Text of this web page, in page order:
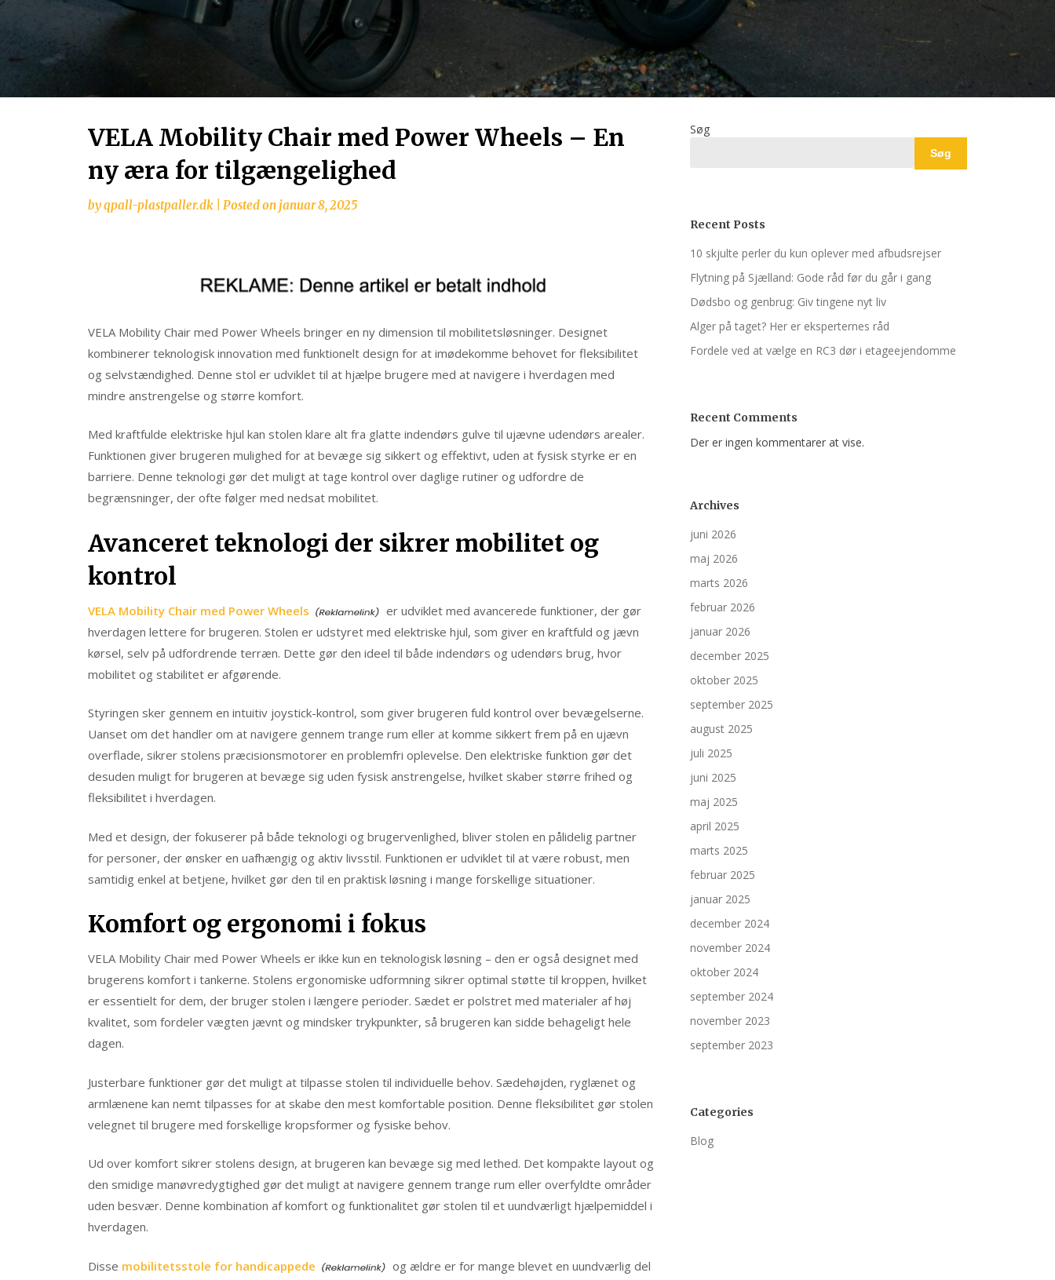
VELA Mobility Chair med Power Wheels – En
ny æra for tilgængelighed
byqpall-plastpaller.dk Posted on januar 8, 2025
VELA Mobility Chair med Power Wheels bringer en ny dimension til mobilitetsløsninger. Designet
kombinerer teknologisk innovation med funktionelt design for at imødekomme behovet for fleksibilitet
og selvstændighed. Denne stol er udviklet til at hjælpe brugere med at navigere i hverdagen med
mindre anstrengelse og større komfort.
Med kraftfulde elektriske hjul kan stolen klare alt fra glatte indendørs gulve til ujævne udendørs arealer.
Funktionen giver brugeren mulighed for at bevæge sig sikkert og effektivt, uden at fysisk styrke er en
barriere. Denne teknologi gør det muligt at tage kontrol over daglige rutiner og udfordre de
begrænsninger, der ofte følger med nedsat mobilitet.
Avanceret teknologi der sikrer mobilitet og
kontrol
VELA Mobility Chair med Power Wheels
er udviklet med avancerede funktioner, der gør
hverdagen lettere for brugeren. Stolen er udstyret med elektriske hjul, som giver en kraftfuld og jævn
kørsel, selv på udfordrende terræn. Dette gør den ideel til både indendørs og udendørs brug, hvor
mobilitet og stabilitet er afgørende.
Styringen sker gennem en intuitiv joystick-kontrol, som giver brugeren fuld kontrol over bevægelserne.
Uanset om det handler om at navigere gennem trange rum eller at komme sikkert frem på en ujævn
overflade, sikrer stolens præcisionsmotorer en problemfri oplevelse. Den elektriske funktion gør det
desuden muligt for brugeren at bevæge sig uden fysisk anstrengelse, hvilket skaber større frihed og
fleksibilitet i hverdagen.
Med et design, der fokuserer på både teknologi og brugervenlighed, bliver stolen en pålidelig partner
for personer, der ønsker en uafhængig og aktiv livsstil. Funktionen er udviklet til at være robust, men
samtidig enkel at betjene, hvilket gør den til en praktisk løsning i mange forskellige situationer.
Komfort og ergonomi i fokus
VELA Mobility Chair med Power Wheels er ikke kun en teknologisk løsning – den er også designet med
brugerens komfort i tankerne. Stolens ergonomiske udformning sikrer optimal støtte til kroppen, hvilket
er essentielt for dem, der bruger stolen i længere perioder. Sædet er polstret med materialer af høj
kvalitet, som fordeler vægten jævnt og mindsker trykpunkter, så brugeren kan sidde behageligt hele
dagen.
Justerbare funktioner gør det muligt at tilpasse stolen til individuelle behov. Sædehøjden, ryglænet og
armlænene kan nemt tilpasses for at skabe den mest komfortable position. Denne fleksibilitet gør stolen
velegnet til brugere med forskellige kropsformer og fysiske behov.
Ud over komfort sikrer stolens design, at brugeren kan bevæge sig med lethed. Det kompakte layout og
den smidige manøvredygtighed gør det muligt at navigere gennem trange rum eller overfyldte områder
uden besvær. Denne kombination af komfort og funktionalitet gør stolen til et uundværligt hjælpemiddel i
hverdagen.
Disse mobilitetsstole for handicappede
og ældre er for mange blevet en uundværlig del
Søg
Søg
Recent Posts
10 skjulte perler du kun oplever med afbudsrejser
Flytning på Sjælland: Gode råd før du går i gang
Dødsbo og genbrug: Giv tingene nyt liv
Alger på taget? Her er eksperternes råd
Fordele ved at vælge en RC3 dør i etageejendomme
Recent Comments
Der er ingen kommentarer at vise.
Archives
juni 2026
maj 2026
marts 2026
februar 2026
januar 2026
december 2025
oktober 2025
september 2025
august 2025
juli 2025
juni 2025
maj 2025
april 2025
marts 2025
februar 2025
januar 2025
december 2024
november 2024
oktober 2024
september 2024
november 2023
september 2023
Categories
Blog